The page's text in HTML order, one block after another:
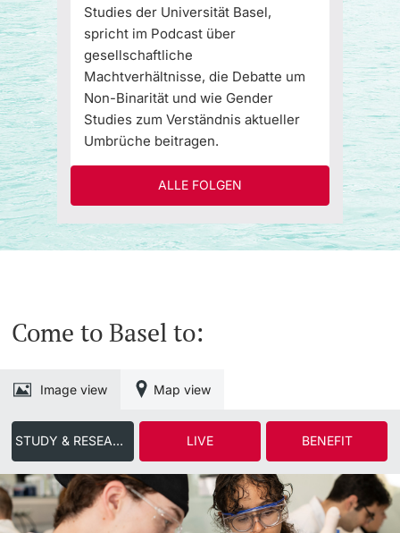
Studies der Universität Basel,
spricht im Podcast über
gesellschaftliche
Machtverhältnisse, die Debatte um
Non-Binarität und wie Gender
Studies zum Verständnis aktueller
Umbrüche beitragen.
ALLE FOLGEN
Come to Basel to:
STUDY & RESEARCH LIVE BENEFIT
Image view Map view